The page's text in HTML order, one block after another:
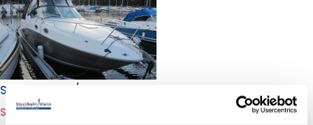
Sea Ray 260/275 Sundancer -06, sötvattenkyld
SEA RAY 275 SUNDANCER